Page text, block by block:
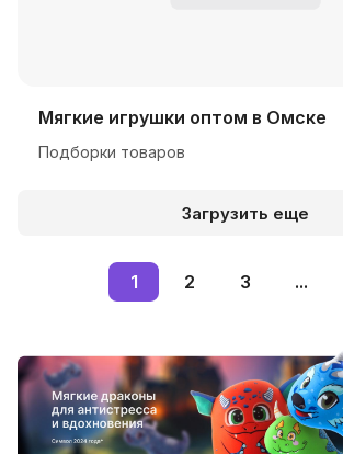
Мягкие игрушки оптом в Омске
Подборки товаров
Загрузить еще
1 2 3 ...